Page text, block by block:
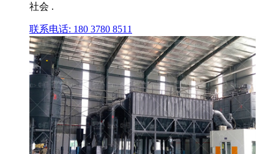
社会 .
联系电话: 180 3780 8511